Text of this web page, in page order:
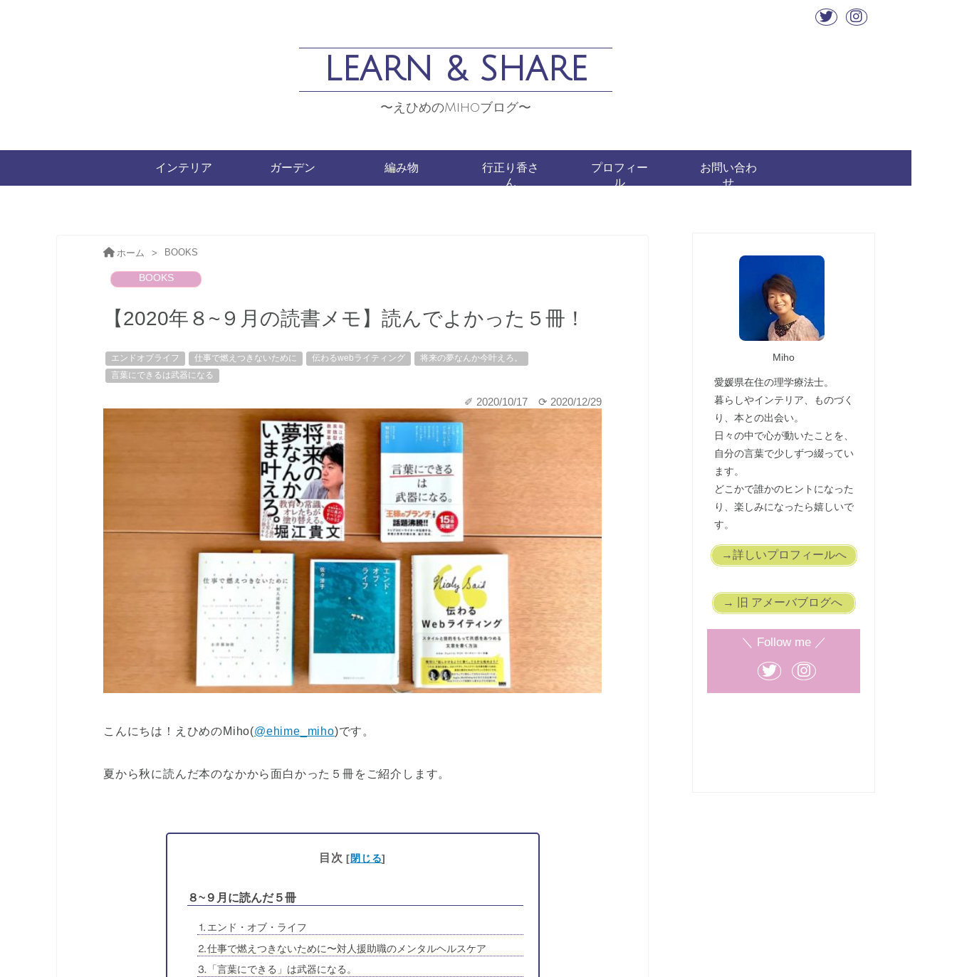
LEARN & SHARE
〜えひめのMihoブログ〜
インテリア ガーデン 編み物
行正り香さ
ん
プロフィー
ル
お問い合わ
せ
ホーム > BOOKS
BOOKS
【2020年８~９月の読書メモ】読んでよかった５冊！
エンドオブライフ 仕事で燃えつきないために 伝わるwebライティング
将来の夢なんか今叶えろ。
言葉にできるは武器になる
✐ 2020/10/17 ⟳ 2020/12/29
こんにちは！えひめのMiho(@ehime_miho)です。
夏から秋に読んだ本のなかから面白かった５冊をご紹介します。
目次 [ 閉じる]
８~９月に読んだ５冊
⒈エンド・オブ・ライフ
⒉仕事で燃えつきないために〜対人援助職のメンタルヘルスケア
⒊「言葉にできる」は武器になる。
Miho
愛媛県在住の理学療法士。
暮らしやインテリア、ものづく
り、本との出会い。
日々の中で心が動いたことを、
自分の言葉で少しずつ綴ってい
ます。
どこかで誰かのヒントになった
り、楽しみになったら嬉しいで
す。
→詳しいプロフィールへ
→ 旧 アメーバブログへ
＼ Follow me ／